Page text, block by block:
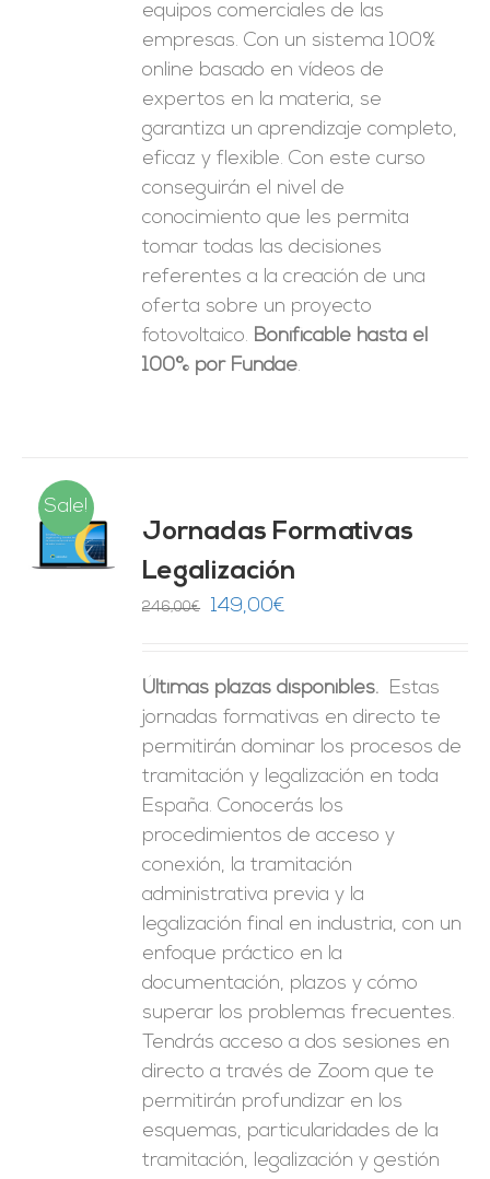
equipos comerciales de las
empresas. Con un sistema 100%
online basado en vídeos de
expertos en la materia, se
garantiza un aprendizaje completo,
eficaz y flexible. Con este curso
conseguirán el nivel de
conocimiento que les permita
tomar todas las decisiones
referentes a la creación de una
oferta sobre un proyecto
fotovoltaico. Bonificable hasta el
100% por Fundae.
Sale!
Jornadas Formativas
Legalización
246,00€
El
era:
246,00€.
149,00€
es:
149,00€.
Últimas plazas disponibles. Estas
jornadas formativas en directo te
permitirán dominar los procesos de
tramitación y legalización en toda
España. Conocerás los
procedimientos de acceso y
conexión, la tramitación
administrativa previa y la
legalización final en industria, con un
enfoque práctico en la
documentación, plazos y cómo
superar los problemas frecuentes.
Tendrás acceso a dos sesiones en
directo a través de Zoom que te
permitirán profundizar en los
esquemas, particularidades de la
tramitación, legalización y gestión